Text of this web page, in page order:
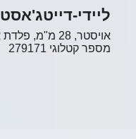
ליידי-דייטג'אסט
אויסטר, 28 מ"מ, פלדת אויסטר וזהב ורוד
מספר קטלוגי 279171